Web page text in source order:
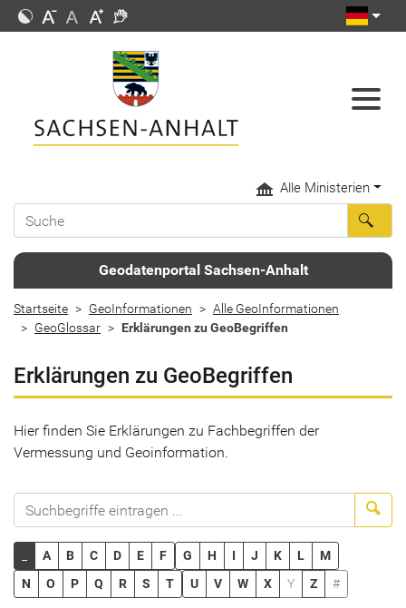
Alle Ministerien
Geodatenportal Sachsen-Anhalt
Startseite GeoInformationen
Alle GeoInformationen
GeoGlossar
Erklärungen zu GeoBegriffen
Erklärungen zu GeoBegriffen
Hier finden Sie Erklärungen zu Fachbegriffen der
Vermessung und Geoinformation.
A B C D E F G H I J K L
M
N
O P Q R S T U V W X Y Z #